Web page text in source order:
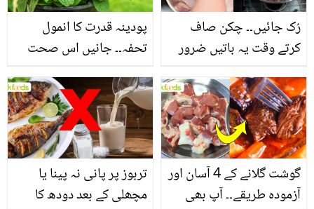
پودینہ قدرت کا انمول
تحفہ۔۔ جانیں اس صحت
انگیز طبی فوائد
رُک جائیں۔۔ چکن صاف
کرتے وقت یہ باتیں ضرور
تربوز پر پانی نہ پینا یا
مچھلی کے بعد دودھ کا
گوشت گلانے کے 4 آسان اور
آزمودہ طریقے۔۔ آپ بھی